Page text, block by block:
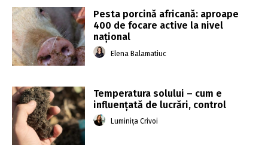
Pesta porcină africană: aproape
400 de focare active la nivel
național
Elena Balamatiuc
Temperatura solului – cum e
influențată de lucrări, control
Luminița Crivoi